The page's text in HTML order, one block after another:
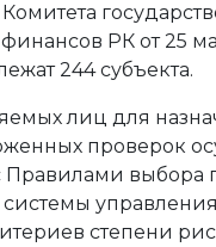
РК от 25
244 субъекта.
лиц для
проверок
Правилами
степени